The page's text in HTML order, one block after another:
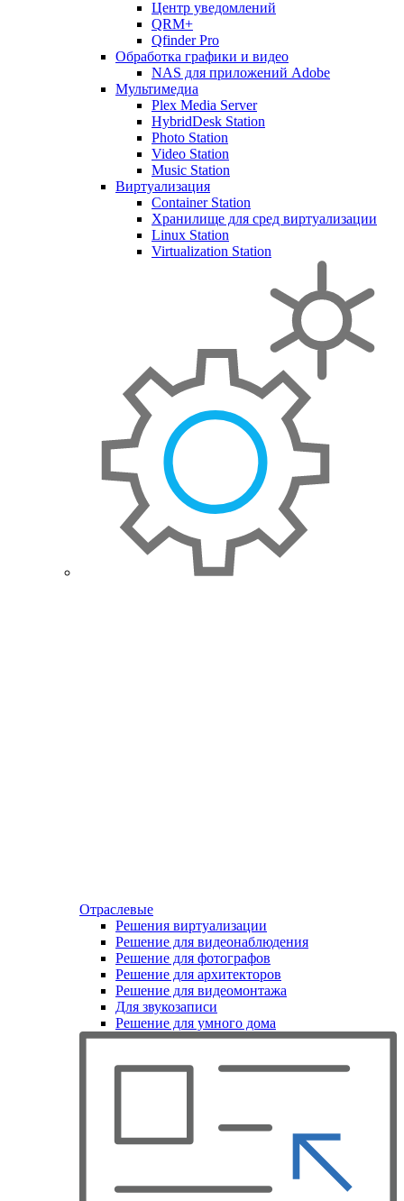
Центр уведомлений
QRM+
Qfinder Pro
Обработка графики и видео
NAS для приложений Adobe
Мультимедиа
Plex Media Server
HybridDesk Station
Photo Station
Video Station
Music Station
Виртуализация
Container Station
Хранилище для сред виртуализации
Linux Station
Virtualization Station
Отраслевые
Решения виртуализации
Решение для видеонаблюдения
Решение для фотографов
Решение для архитекторов
Решение для видеомонтажа
Для звукозаписи
Решение для умного дома